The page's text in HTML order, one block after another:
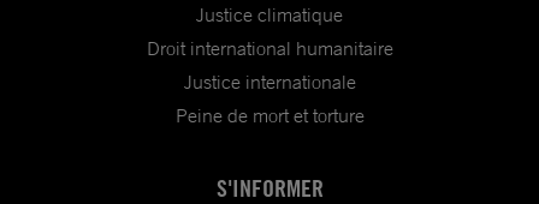
Justice climatique
Droit international humanitaire
Justice internationale
Peine de mort et torture
S'INFORMER